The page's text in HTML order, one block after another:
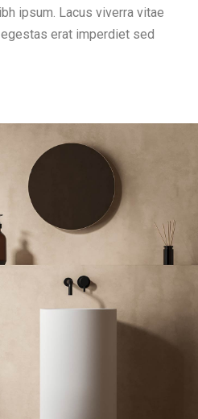
ipsum. Lacus viverra vitae
erat imperdiet sed